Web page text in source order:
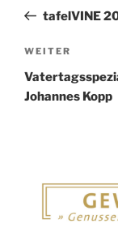
Beitrag
tafelVINE
Nächster
Beitrag
WEITER
Johannes Kopp